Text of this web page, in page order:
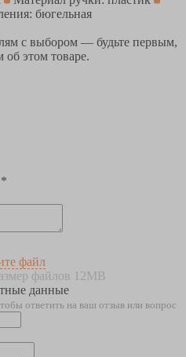
бюгельная
с выбором — будьте первым,
этом товаре.
файл
файлов 12MB
данные
ответить на ваш отзыв или вопрос